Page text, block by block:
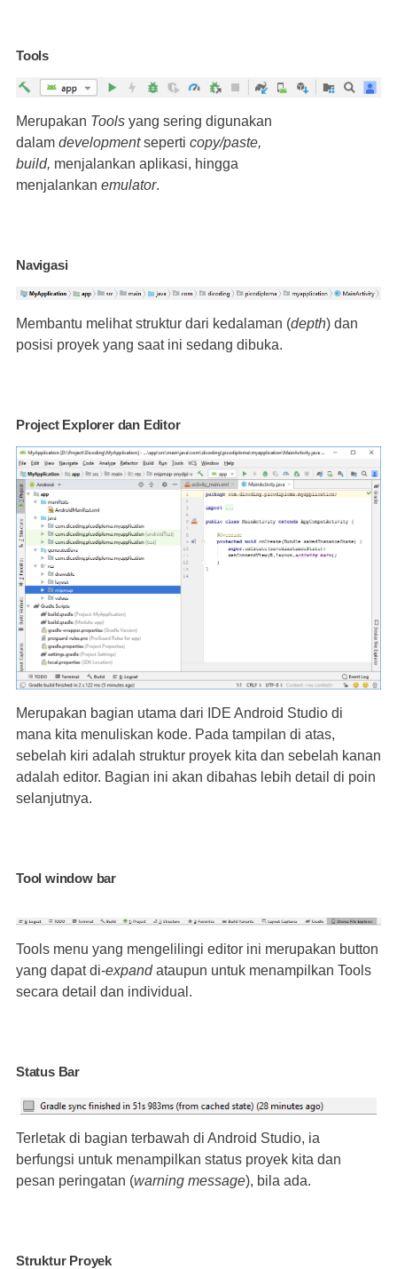
Tools
Merupakan Tools yang sering digunakan
dalam developmentseperti copy/paste,
build, menjalankan aplikasi, hingga
menjalankan emulator.
Navigasi
Membantu melihat struktur dari kedalaman (depth) dan
posisi proyek yang saat ini sedang dibuka.
Project Explorer dan Editor
Merupakan bagian utama dari IDE Android Studio di
mana kita menuliskan kode. Pada tampilan di atas,
sebelah kiri adalah struktur proyek kita dan sebelah kanan
adalah editor. Bagian ini akan dibahas lebih detail di poin
selanjutnya.
Tool window bar
Tools menu yang mengelilingi editor ini merupakan button
yang dapat di-expandataupun untuk menampilkan Tools
secara detail dan individual.
Status Bar
Terletak di bagian terbawah di Android Studio, ia
berfungsi untuk menampilkan status proyek kita dan
pesan peringatan (warning message), bila ada.
Struktur Proyek